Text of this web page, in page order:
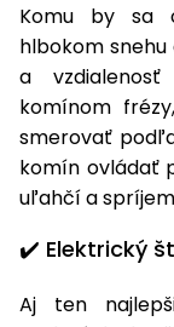
Komu by sa
hlbokom
a
komínom
smerovať
komín ovládať
uľahčí a
✔️ Elektrický
Aj ten